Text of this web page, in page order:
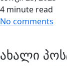
4 minute read
No comments
ახალი